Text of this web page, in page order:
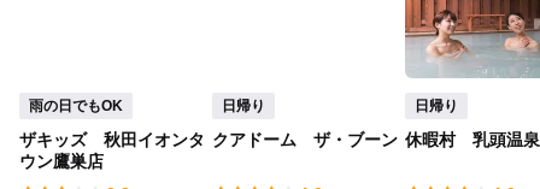
釣り
いちご狩り
雨の日でもOK
ザキッズ 秋田イオンタ
ウン鷹巣店
日帰り
クアドーム ザ・ブーン
日帰り
休暇村 乳頭温